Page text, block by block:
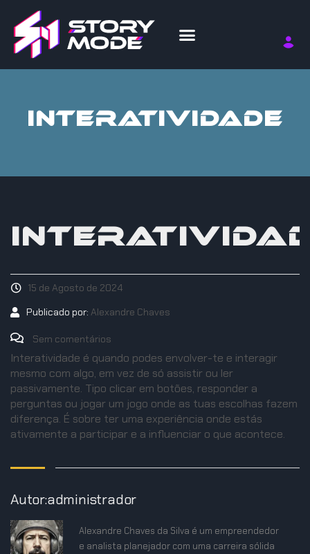
INTERATIVIDADE
15 de Agosto de 2024
Publicado por: Alexandre Chaves
Sem comentários
Interatividade é quando podes envolver-te e interagir
mesmo com algo, em vez de só assistir ou ler
passivamente. Tipo clicar em botões, responder a
perguntas ou jogar um jogo onde as tuas escolhas fazem
diferença. É sobre ter uma experiência onde estás
ativamente a participar e a influenciar o que acontece.
Autor:administrador
Alexandre Chaves da Silva é um empreendedor
e analista planejador com uma carreira sólida